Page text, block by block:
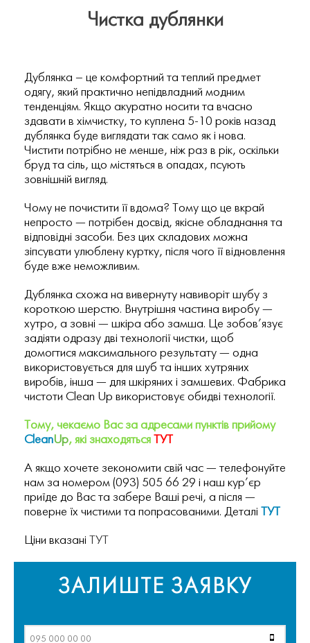
Чистка дублянки
Дублянка – це комфортний та теплий предмет
одягу, який практично непідвладний модним
тенденціям. Якщо акуратно носити та вчасно
здавати в хімчистку, то куплена 5-10 років назад
дублянка буде виглядати так само як і нова.
Чистити потрібно не менше, ніж раз в рік, оскільки
бруд та сіль, що містяться в опадах, псують
зовнішній вигляд.
Чому не почистити її вдома? Тому що це вкрай
непросто — потрібен досвід, якісне обладнання та
відповідні засоби. Без цих складових можна
зіпсувати улюблену куртку, після чого її відновлення
буде вже неможливим.
Дублянка схожа на вивернуту навиворіт шубу з
короткою шерстю. Внутрішня частина виробу —
хутро, а зовні — шкіра або замша. Це зобов’язує
задіяти одразу дві технології чистки, щоб
домогтися максимального результату — одна
використовується для шуб та інших хутряних
виробів, інша — для шкіряних і замшевих. Фабрика
чистоти Clean Up використовує обидві технології.
Тому, чекаємо Вас за адресами пунктів прийому
CleanUp, які знаходяться ТУТ
А якщо хочете зекономити свій час — телефонуйте
нам за номером (093) 505 66 29 і наш кур’єр
приїде до Вас та забере Ваші речі, а після —
поверне їх чистими та попрасованими. Деталі
ТУТ
Ціни вказані ТУТ
ЗАЛИШТЕ ЗАЯВКУ